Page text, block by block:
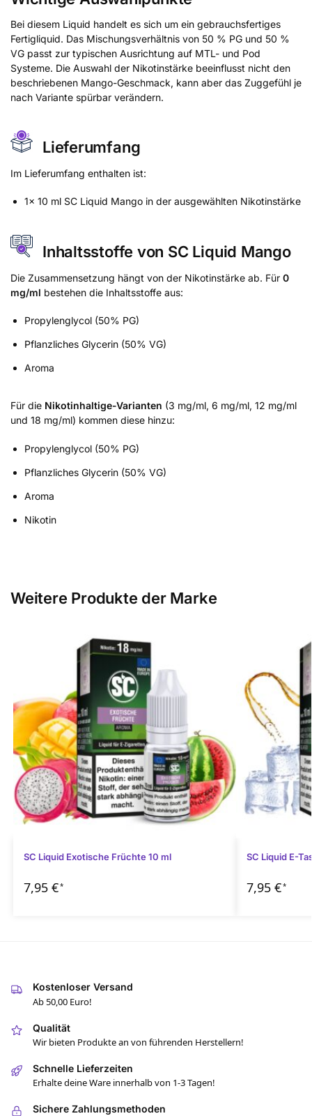
Bei diesem Liquid handelt es sich um ein gebrauchsfertiges
Fertigliquid. Das Mischungsverhältnis von 50 % PG und 50 %
VG passt zur typischen Ausrichtung auf MTL- und Pod
Systeme. Die Auswahl der Nikotinstärke beeinflusst nicht den
beschriebenen Mango-Geschmack, kann aber das Zuggefühl je
nach Variante spürbar verändern.
Lieferumfang
Im Lieferumfang enthalten ist:
1x 10 ml SC Liquid Mango in der ausgewählten Nikotinstärke
Inhaltsstoffe von SC Liquid Mango
Die Zusammensetzung hängt von der Nikotinstärke ab. Für 0
mg/ml bestehen die Inhaltsstoffe aus:
Propylenglycol (50% PG)
Pflanzliches Glycerin (50% VG)
Aroma
Für die Nikotinhaltige-Varianten (3 mg/ml, 6 mg/ml, 12 mg/ml
und 18 mg/ml) kommen diese hinzu:
Propylenglycol (50% PG)
Pflanzliches Glycerin (50% VG)
Aroma
Nikotin
Weitere Produkte der Marke
SC Liquid Exotische Früchte 10 ml
7,95 €*
SC Liquid E-
7,95 €*
Kostenloser Versand
Ab 50,00 Euro!
Qualität
Wir bieten Produkte an von führenden Herstellern!
Schnelle Lieferzeiten
Erhalte deine Ware innerhalb von 1-3 Tagen!
Sichere Zahlungsmethoden